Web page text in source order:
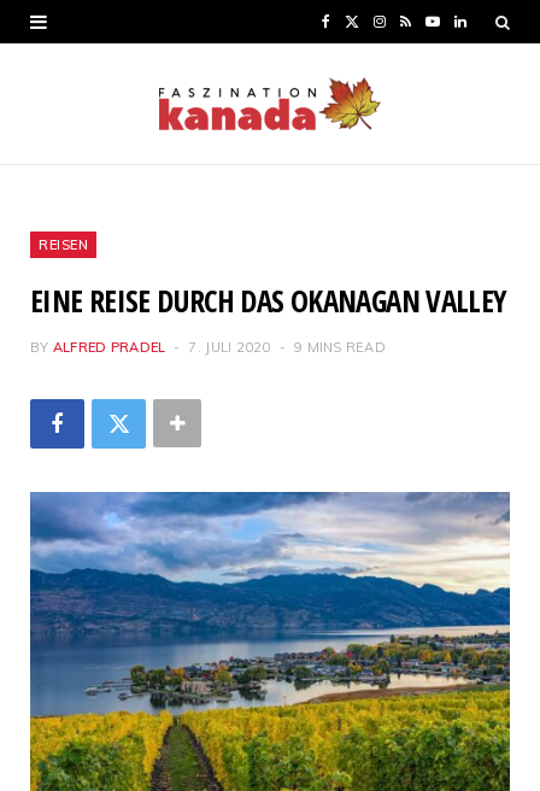
c T
I R Y L
REISEN
EINE REISE DURCH DAS OKANAGAN VALLEY
BY ALFRED PRADEL 7. JULI 2020 9 MINS READ